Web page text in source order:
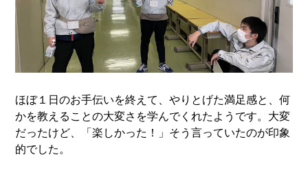
ほぼ１日のお手伝いを終えて、やりとげた満足感と、何
かを教えることの大変さを学んでくれたようです。大変
だったけど、「楽しかった！」そう言っていたのが印象
的でした。